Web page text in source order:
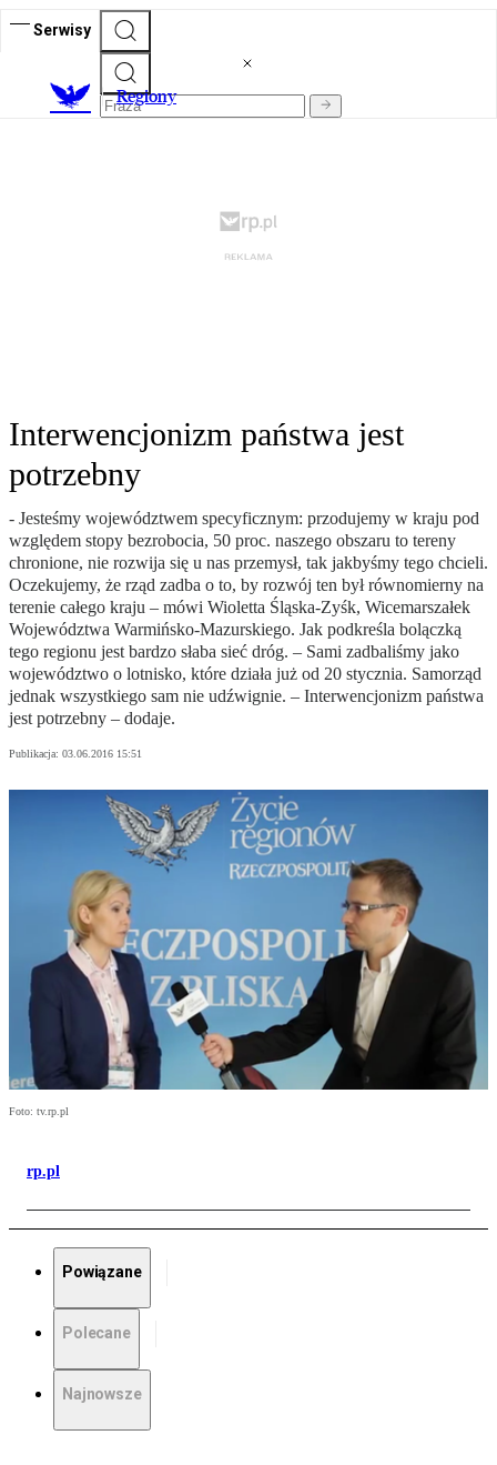
Serwisy
Regiony
Interwencjonizm państwa jest
potrzebny
- Jesteśmy województwem specyficznym: przodujemy w kraju pod
względem stopy bezrobocia, 50 proc. naszego obszaru to tereny
chronione, nie rozwija się u nas przemysł, tak jakbyśmy tego chcieli.
Oczekujemy, że rząd zadba o to, by rozwój ten był równomierny na
terenie całego kraju – mówi Wioletta Śląska-Zyśk, Wicemarszałek
Województwa Warmińsko-Mazurskiego. Jak podkreśla bolączką
tego regionu jest bardzo słaba sieć dróg. – Sami zadbaliśmy jako
województwo o lotnisko, które działa już od 20 stycznia. Samorząd
jednak wszystkiego sam nie udźwignie. – Interwencjonizm państwa
jest potrzebny – dodaje.
Publikacja: 03.06.2016 15:51
Foto: tv.rp.pl
rp.pl
Powiązane
Polecane
Najnowsze